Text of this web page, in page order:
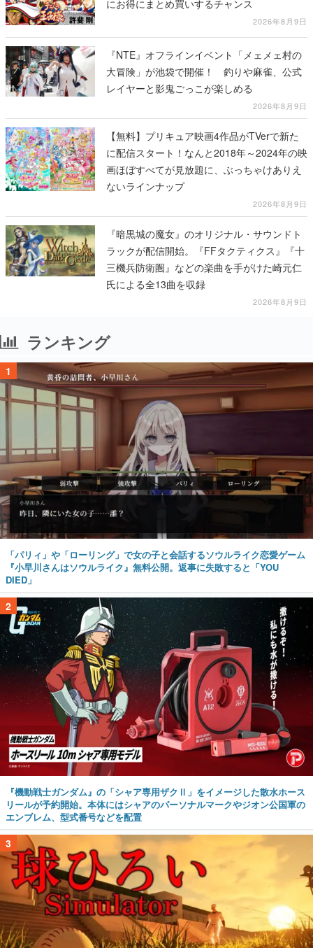
にお得にまとめ買いするチャンス
2026年8月9日
『NTE』オフラインイベント「メェメェ村の
大冒険」が池袋で開催！ 釣りや麻雀、公式
レイヤーと影鬼ごっこが楽しめる
2026年8月9日
【無料】プリキュア映画4作品がTVerで新た
に配信スタート！なんと2018年～2024年の映
画ほぼすべてが見放題に、ぶっちゃけありえ
ないラインナップ
2026年8月9日
『暗黒城の魔女』のオリジナル・サウンドト
ラックが配信開始。『FFタクティクス』『十
三機兵防衛圏』などの楽曲を手がけた崎元仁
氏による全13曲を収録
2026年8月9日
ランキング
1
「パリィ」や「ローリング」で女の子と会話するソウルライク恋愛ゲーム
『小早川さんはソウルライク』無料公開。返事に失敗すると「YOU
DIED」
2
『機動戦士ガンダム』の「シャア専用ザクⅡ」をイメージした散水ホース
リールが予約開始。本体にはシャアのパーソナルマークやジオン公国軍の
エンブレム、型式番号などを配置
3